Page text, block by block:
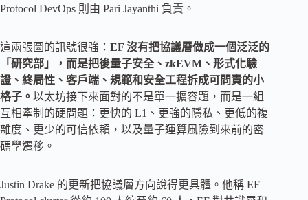
Protocol DevOps 則由 Pari Jayanthi 負責。
這兩張圖的訊號很強： EF 沒有把協議層做成一個泛泛的
「研究部」，而是把後量子安全、zkEVM、形式化驗
證、終局性、客戶端、規範和安全工程拆成可問責的小
格子。 以太坊接下來面對的不是單一擴容題，而是一組
互相牽制的硬問題：更快的 L1、更強的隱私、更低的複
雜度、更少的可信依賴，以及量子運算風險到來前的密
碼學遷移。
Justin Drake 的更新把協議層方向說得更具體。他稱 EF